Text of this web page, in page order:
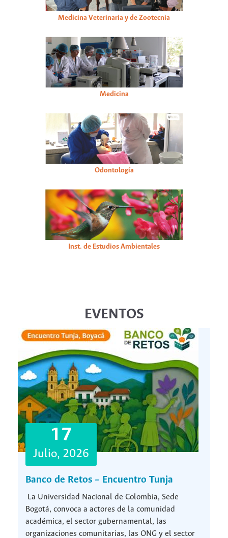
Medicina Veterinaria y de Zootecnia
Medicina
Odontología
Inst. de Estudios Ambientales
EVENTOS
17
Julio, 2026
Banco de Retos – Encuentro Tunja
La Universidad Nacional de Colombia, Sede
Bogotá, convoca a actores de la comunidad
académica, el sector gubernamental, las
organizaciones comunitarias, las ONG y el sector